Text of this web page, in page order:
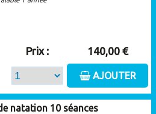
Prix : 140,00 €
AJOUTER
natation 10 séances